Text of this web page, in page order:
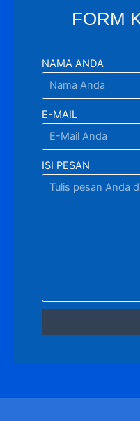
FORM
NAMA ANDA
E-MAIL
ISI PESAN